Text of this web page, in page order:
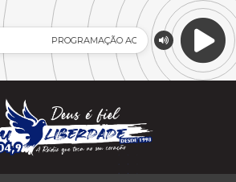
PROGRAMAÇÃO AO VIVO